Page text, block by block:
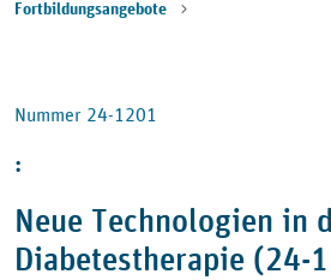
Fortbildungsangebote
Nummer 24-1201
:
Neue Technologien in
Diabetestherapie (24-